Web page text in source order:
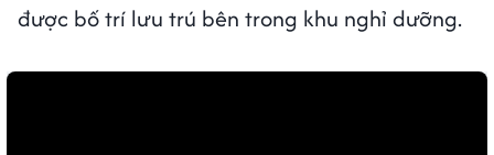
được bố trí lưu trú bên trong khu nghỉ dưỡng.